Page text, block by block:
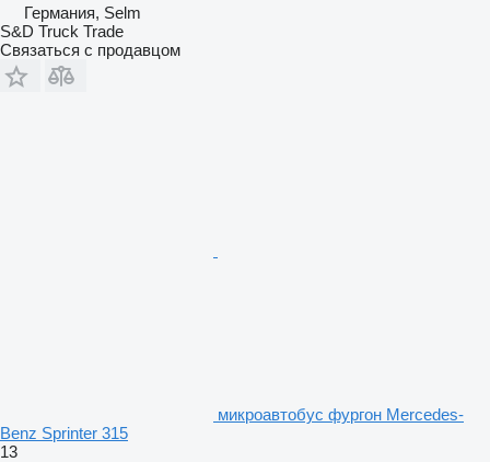
Германия, Selm
S&D Truck Trade
Связаться с продавцом
микроавтобус фургон Mercedes-
Benz Sprinter 315
13